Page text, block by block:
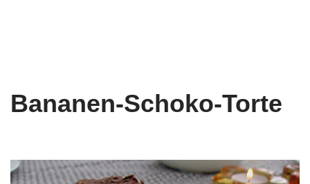
Bananen-Schoko-Torte